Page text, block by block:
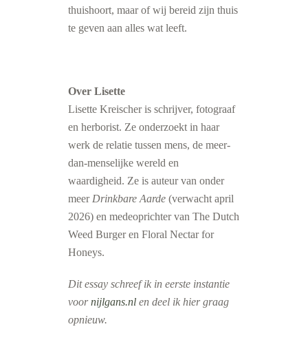
thuishoort, maar of wij bereid zijn thuis
te geven aan alles wat leeft.
Over Lisette
Lisette Kreischer is schrijver, fotograaf
en herborist. Ze onderzoekt in haar
werk de relatie tussen mens, de meer-
dan-menselijke wereld en
waardigheid. Ze is auteur van onder
meer Drinkbare Aarde (verwacht april
2026) en medeoprichter van The Dutch
Weed Burger en Floral Nectar for
Honeys.
Dit essay schreef ik in eerste instantie
voornijlgans.nl en deel ik hier graag
opnieuw.